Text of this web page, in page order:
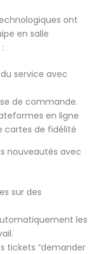
ont
en salle
service avec
de commande.
en ligne
cartes de fidélité
nouveautés avec
sur des
les
tickets “demander